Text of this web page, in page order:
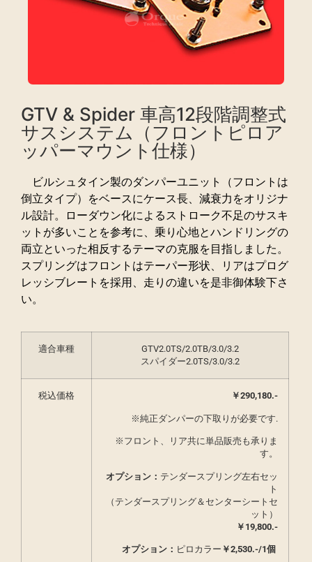
GTV & Spider 車高12段階調整式
サスシステム（フロントピロア
ッパーマウント仕様）
ビルシュタイン製のダンパーユニット（フロントは
倒立タイプ）をベースにケース長、減衰力をオリジナ
ル設計。ローダウン化によるストローク不足のサスキ
ットが多いことを参考に、乗り心地とハンドリングの
両立といった相反するテーマの克服を目指しました。
スプリングはフロントはテーパー形状、リアはプログ
レッシブレートを採用、走りの違いを是非御体験下さ
い。
適合車種
GTV2.0TS/2.0TB/3.0/3.2
スパイダー2.0TS/3.0/3.2
税込価格 ￥290,180.-
※純正ダンパーの下取りが必要です.
※フロント、リア共に単品販売も承りま
す。
オプション： テンダースプリング左右セッ
ト
（テンダースプリング＆センターシートセ
ット）
￥19,800.-
オプション： ピロカラー ￥2,530.-/1個